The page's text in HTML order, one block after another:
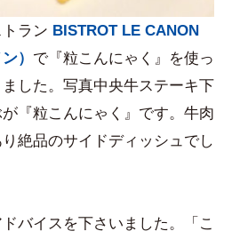
ラン BISTROT LE CANON
） で『粒こんにゃく』を使っ
した。写真中央牛ステーキ下
『粒こんにゃく』です。牛肉
絶品のサイドディッシュでし
バイスを下さいました。「こ